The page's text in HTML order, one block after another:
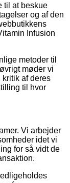
til at beskue
og af den
Infusion
metoder til
møder vi
kritik af deres
til hvor
Vi arbejder
idet vi
for så vidt de